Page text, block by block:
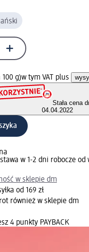
100 g)w tym VAT plus
Stała cena
04.04.2022
w 1-2 dni robocze od
w sklepie dm
od 169 zł
również w sklepie dm
4 punkty PAYBACK